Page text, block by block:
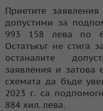
Приетите
допустими за
993 158 лева по
Остатъкът не стига
останалите
заявления и затова
схемата да бъде
2023 г. са
884 хил. лева.